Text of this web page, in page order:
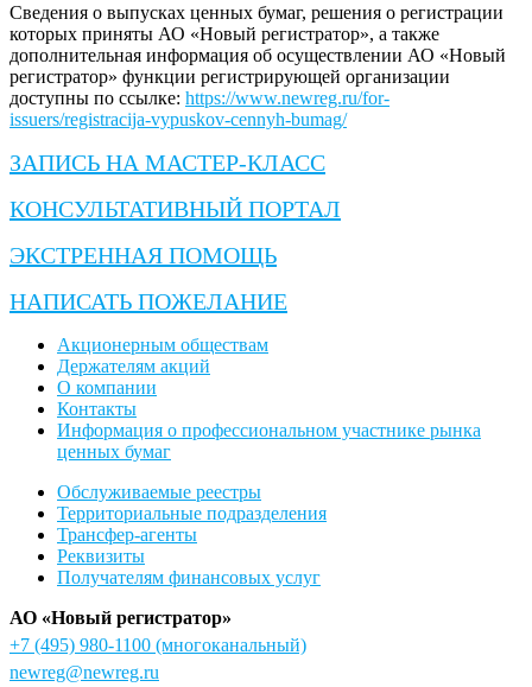
Сведения о выпусках ценных бумаг, решения о регистрации
которых приняты АО «Новый регистратор», а также
дополнительная информация об осуществлении АО «Новый
регистратор» функции регистрирующей организации
доступны по ссылке: https://www.newreg.ru/for-
issuers/registracija-vypuskov-cennyh-bumag/
ЗАПИСЬ НА МАСТЕР-КЛАСС
КОНСУЛЬТАТИВНЫЙ ПОРТАЛ
ЭКСТРЕННАЯ ПОМОЩЬ
НАПИСАТЬ ПОЖЕЛАНИЕ
Акционерным обществам
Держателям акций
О компании
Контакты
Информация о профессиональном участнике рынка
ценных бумаг
Обслуживаемые реестры
Территориальные подразделения
Трансфер-агенты
Реквизиты
Получателям финансовых услуг
АО «Новый регистратор»
+7 (495) 980-1100 (многоканальный)
newreg@newreg.ru